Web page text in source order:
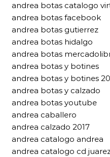
andrea botas catalogo
andrea botas facebook
andrea botas gutierrez
andrea botas hidalgo
andrea botas
andrea botas y botines
andrea botas y botines
andrea botas y calzado
andrea botas youtube
andrea caballero
andrea calzado 2017
andrea catalogo andrea
andrea catalogo cd